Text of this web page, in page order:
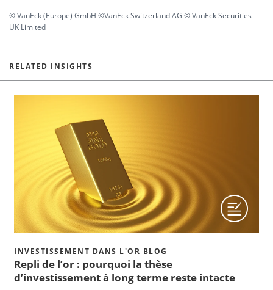
© VanEck (Europe) GmbH ©VanEck Switzerland AG © VanEck Securities
UK Limited
RELATED INSIGHTS
INVESTISSEMENT DANS L'OR BLOG
Repli de l’or : pourquoi la thèse
d’investissement à long terme reste intacte